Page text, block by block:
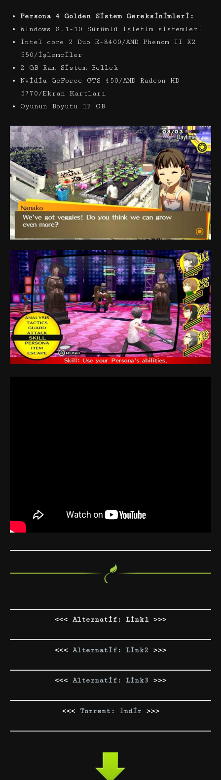
Persona 4 Golden Sistem Gereksinimleri:
Windows 8.1-10 Sürümlü işletim sistemleri
intel core 2 Duo E-8400/AMD Phenom II X2
550/işlemciler
2 GB Ram Sistem Bellek
Nvidia GeForce GTS 450/AMD Radeon HD
5770/Ekran Kartları
Oyunun Boyutu 12 GB
<<< Alternatif: Link1 >>>
<<< Alternatif: Link2 >>>
<<< Alternatif: Link3 >>>
<<< Torrent: İndir >>>